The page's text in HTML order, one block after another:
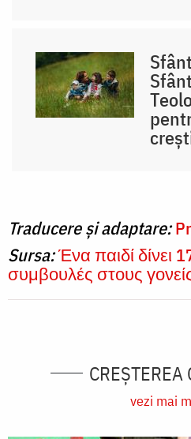
Traducere și adaptare:
Sursa:Ένα παιδί δίνει
συμβουλές στους
vezi mai